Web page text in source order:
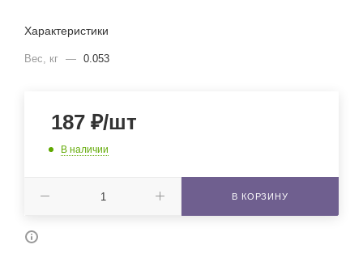
Характеристики
Вес, кг — 0.053
187 ₽/шт
В наличии
В КОРЗИНУ